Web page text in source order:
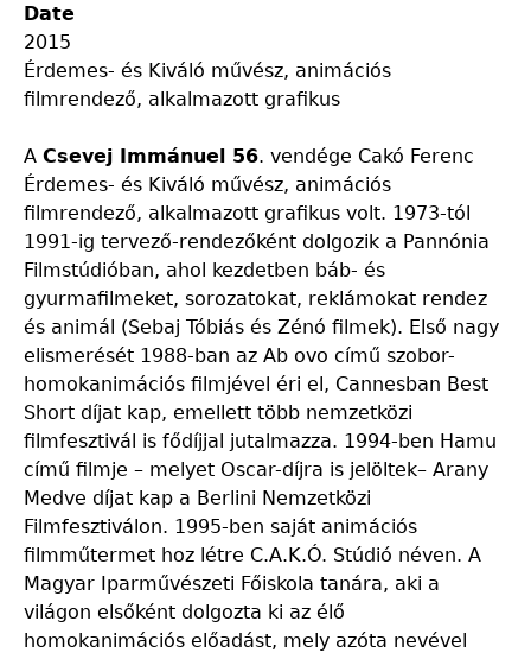
Date
2015
Érdemes- és Kiváló művész, animációs
filmrendező, alkalmazott grafikus
A Csevej Immánuel 56. vendége Cakó Ferenc
Érdemes- és Kiváló művész, animációs
filmrendező, alkalmazott grafikus volt. 1973-tól
1991-ig tervező-rendezőként dolgozik a Pannónia
Filmstúdióban, ahol kezdetben báb- és
gyurmafilmeket, sorozatokat, reklámokat rendez
és animál (Sebaj Tóbiás és Zénó filmek). Első nagy
elismerését 1988-ban az Ab ovo című szobor-
homokanimációs filmjével éri el, Cannesban Best
Short díjat kap, emellett több nemzetközi
filmfesztivál is fődíjjal jutalmazza. 1994-ben Hamu
című filmje – melyet Oscar-díjra is jelöltek– Arany
Medve díjat kap a Berlini Nemzetközi
Filmfesztiválon. 1995-ben saját animációs
filmműtermet hoz létre C.A.K.Ó. Stúdió néven. A
Magyar Iparművészeti Főiskola tanára, aki a
világon elsőként dolgozta ki az élő
homokanimációs előadást, mely azóta nevével